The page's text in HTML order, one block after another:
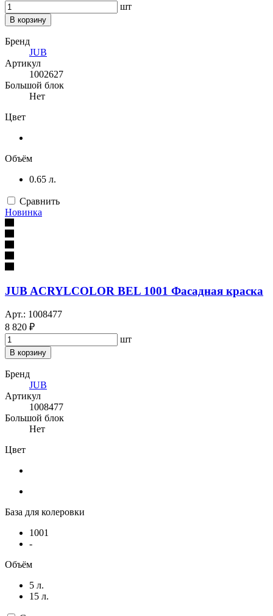
шт
В корзину
Бренд
JUB
Артикул
1002627
Большой блок
Нет
Цвет
Объём
0.65 л.
Сравнить
Новинка
JUB ACRYLCOLOR BEL 1001 Фасадная краска
Арт.: 1008477
8 820 ₽
шт
В корзину
Бренд
JUB
Артикул
1008477
Большой блок
Нет
Цвет
База для колеровки
1001
-
Объём
5 л.
15 л.